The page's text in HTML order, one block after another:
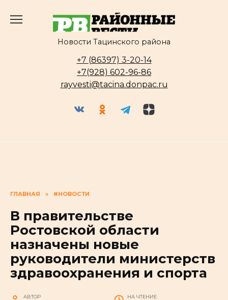
содержанию
Новости Тацинского района
+7 (86397) 3-20-14
+7(928) 602-96-86
rayvesti@tacina.donpac.ru
ГЛАВНАЯ » #НОВОСТИ
В правительстве
Ростовской области
назначены новые
руководители министерств
здравоохранения и спорта
АВТОР НА ЧТЕНИЕ